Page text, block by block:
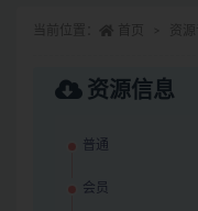
资源信息
普通
会员